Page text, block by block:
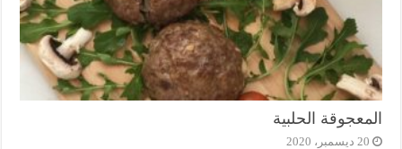
المعجوقة الحلبية
20 ديسمبر، 2020